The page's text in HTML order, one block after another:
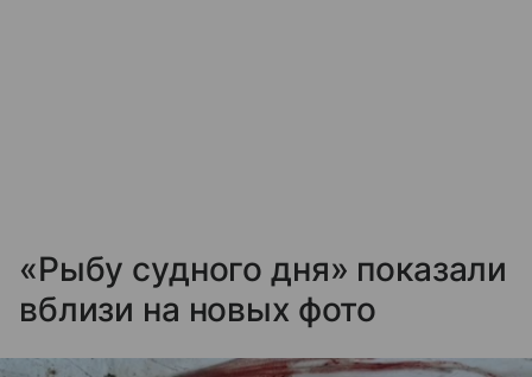
«Рыбу судного дня» показали
вблизи на новых фото